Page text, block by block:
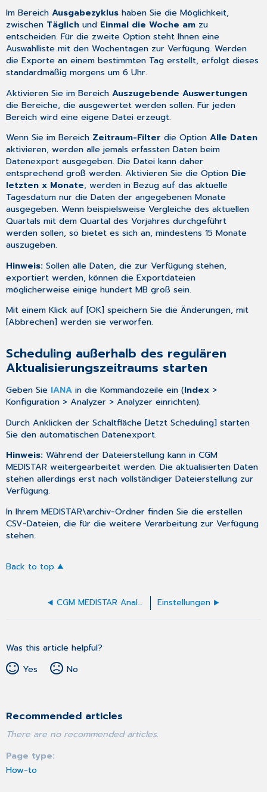
Im BereichAusgabezyklus haben Sie die Möglichkeit,
zwischen Täglich und Einmal die Woche am zu
entscheiden. Für die zweite Option steht Ihnen eine
Auswahlliste mit den Wochentagen zur Verfügung. Werden
die Exporte an einem bestimmten Tag erstellt, erfolgt dieses
standardmäßig morgens um 6 Uhr.
Aktivieren Sie im BereichAuszugebende Auswertungen
die Bereiche, die ausgewertet werden sollen. Für jeden
Bereich wird eine eigene Datei erzeugt.
Wenn Sie im Bereich Zeitraum-Filter die OptionAlle Daten
aktivieren, werden alle jemals erfassten Daten beim
Datenexport ausgegeben. Die Datei kann daher
entsprechend groß werden. Aktivieren Sie die Option Die
letzten x Monate, werden in Bezug auf das aktuelle
Tagesdatum nur die Daten der angegebenen Monate
ausgegeben. Wenn beispielsweise Vergleiche des aktuellen
Quartals mit dem Quartal des Vorjahres durchgeführt
werden sollen, so bietet es sich an, mindestens 15 Monate
auszugeben.
Hinweis:Sollen alle Daten, die zur Verfügung stehen,
exportiert werden, können die Exportdateien
möglicherweise einige hundert MB groß sein.
Mit einem Klick auf [OK] speichern Sie die Änderungen, mit
[Abbrechen] werden sie verworfen.
Scheduling außerhalb des regulären
Aktualisierungszeitraums starten
Geben Sie IANA in die Kommandozeile ein (Index >
Konfiguration > Analyzer > Analyzer einrichten).
Durch Anklicken der Schaltfläche [Jetzt Scheduling] starten
Sie den automatischen Datenexport.
Hinweis:Während der Dateierstellung kann in CGM
MEDISTAR weitergearbeitet werden. Die aktualisierten Daten
stehen allerdings erst nach vollständiger Dateierstellung zur
Verfügung.
In Ihrem MEDISTAR\archiv-Ordner finden Sie die erstellen
CSV-Dateien, die für die weitere Verarbeitung zur Verfügung
stehen.
Back to top
CGM MEDISTAR Analyzer Einstellungen
Was this article helpful?
Yes
No
Recommended articles
There are no recommended articles.
Page type
How-to